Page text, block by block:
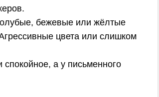
бежевые или жёлтые
цвета или слишком
а у письменного